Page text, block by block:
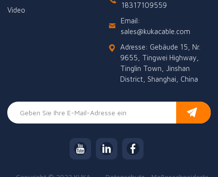
Video
18317109559
Email:
sales@kukacable.com
Adresse: Gebäude 15, Nr.
9655, Tingwei Highway,
Tinglin Town, Jinshan
District, Shanghai, China